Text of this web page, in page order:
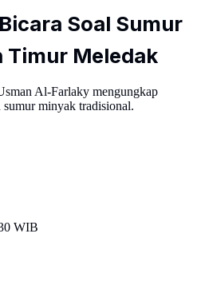
Soal Sumur
Timur Meledak
Al-Farlaky mengungkap
minyak tradisional.
WIB